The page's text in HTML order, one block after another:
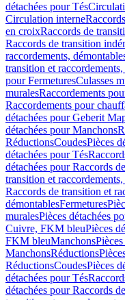
détachées pour Tés
Circulation interne
en croixRaccords de
Raccords de transition
raccordements,
transition et
pour FermeturesCulasses
muralesRaccordements
Raccordements pour
détachées pour Geberit
détachées pour Manchons
RéductionsCoudesPièces
détachées pour Tés
détachées pour Raccords
transition et
Raccords de transition et
démontablesFermetures
muralesPièces détachées
Cuivre, FKM bleuPièces
FKM bleuManchons
ManchonsRéductions
RéductionsCoudesPièces
détachées pour Tés
détachées pour Raccords